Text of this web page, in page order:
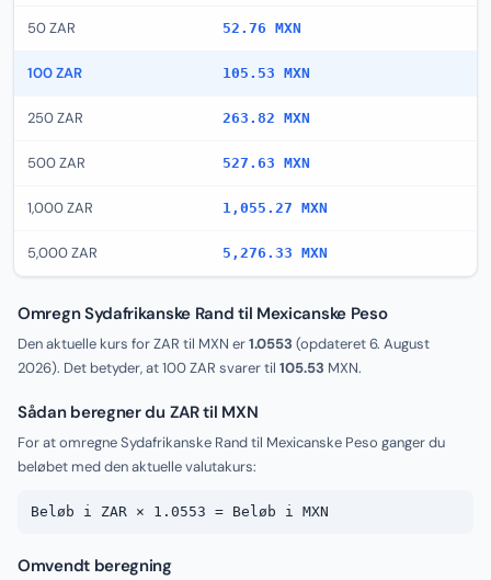
50 ZAR 52.76 MXN
100 ZAR 105.53 MXN
250 ZAR 263.82 MXN
500 ZAR 527.63 MXN
1,000 ZAR 1,055.27 MXN
5,000 ZAR 5,276.33 MXN
Omregn Sydafrikanske Rand til Mexicanske Peso
Den aktuelle kurs for ZAR til MXN er1.0553 (opdateret6. August
2026). Det betyder, at 100 ZAR svarer til 105.53 MXN.
Sådan beregner du ZAR til MXN
For at omregne Sydafrikanske Rand til Mexicanske Peso ganger du
beløbet med den aktuelle valutakurs:
Beløb i ZAR × 1.0553 = Beløb i MXN
Omvendt beregning